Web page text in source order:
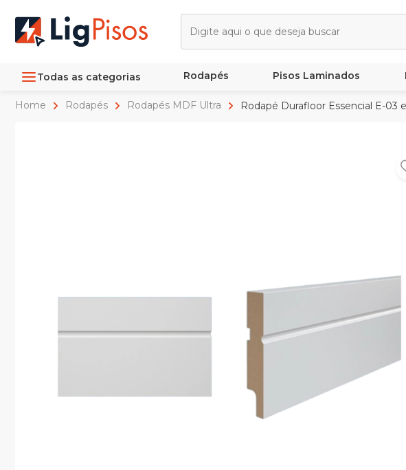
Todas as categorias Rodapés Pisos Laminados
Home Rodapés Rodapés MDF Ultra Rodapé Durafloor Essencial E-03